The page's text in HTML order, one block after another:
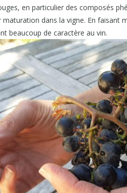
en particulier des composés
maturation dans la vigne. En faisant
beaucoup de caractère au vin.